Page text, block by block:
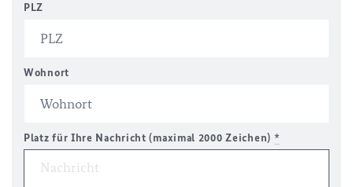
PLZ
Wohnort
Platz für Ihre Nachricht (maximal 2000 Zeichen) *